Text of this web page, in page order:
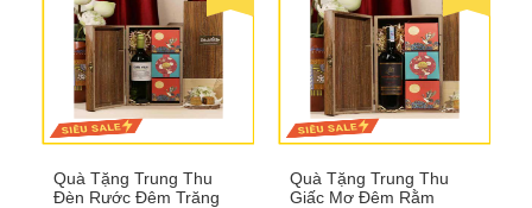
Quà Tặng Trung Thu
Đèn Rước Đêm Trăng
Quà Tặng Trung Thu
Giấc Mơ Đêm Rằm